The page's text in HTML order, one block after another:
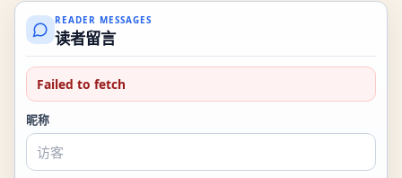
READER MESSAGES
读者留言
Failed to fetch
昵称